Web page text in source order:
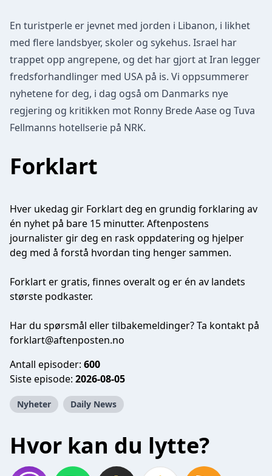
En turistperle er jevnet med jorden i Libanon, i likhet
med flere landsbyer, skoler og sykehus. Israel har
trappet opp angrepene, og det har gjort at Iran legger
fredsforhandlinger med USA på is. Vi oppsummerer
nyhetene for deg, i dag også om Danmarks nye
regjering og kritikken mot Ronny Brede Aase og Tuva
Fellmanns hotellserie på NRK.
Forklart
Hver ukedag gir Forklart deg en grundig forklaring av
én nyhet på bare 15 minutter. Aftenpostens
journalister gir deg en rask oppdatering og hjelper
deg med å forstå hvordan ting henger sammen.
Forklart er gratis, finnes overalt og er én av landets
største podkaster.
Har du spørsmål eller tilbakemeldinger? Ta kontakt på
forklart@aftenposten.no
Antall episoder: 600
Siste episode: 2026-08-05
Nyheter Daily News
Hvor kan du lytte?